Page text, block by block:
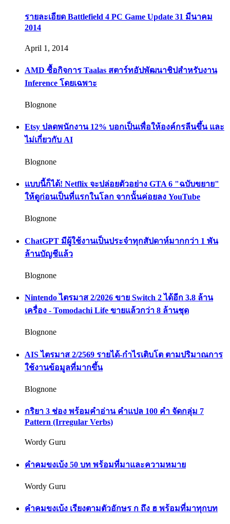
รายละเอียด Battlefield 4 PC Game Update 31 มีนาคม
2014
April 1, 2014
AMD ซื้อกิจการ Taalas สตาร์ทอัปพัฒนาชิปสำหรับงาน
Inference โดยเฉพาะ
Blognone
Etsy ปลดพนักงาน 12% บอกเป็นเพื่อให้องค์กรลีนขึ้น และ
ไม่เกี่ยวกับ AI
Blognone
แบบนี้ก็ได้! Netflix จะปล่อยตัวอย่าง GTA 6 "ฉบับขยาย"
ให้ดูก่อนเป็นที่แรกในโลก จากนั้นค่อยลง YouTube
Blognone
ChatGPT มีผู้ใช้งานเป็นประจำทุกสัปดาห์มากกว่า 1 พัน
ล้านบัญชีแล้ว
Blognone
Nintendo ไตรมาส 2/2026 ขาย Switch 2 ได้อีก 3.8 ล้าน
เครื่อง - Tomodachi Life ขายแล้วกว่า 8 ล้านชุด
Blognone
AIS ไตรมาส 2/2569 รายได้-กำไรเติบโต ตามปริมาณการ
ใช้งานข้อมูลที่มากขึ้น
Blognone
กริยา 3 ช่อง พร้อมคำอ่าน คำแปล 100 คำ จัดกลุ่ม 7
Pattern (Irregular Verbs)
Wordy Guru
คำคมขงเบ้ง 50 บท พร้อมที่มาและความหมาย
Wordy Guru
คำคมขงเบ้ง เรียงตามตัวอักษร ก ถึง ฮ พร้อมที่มาทุกบท